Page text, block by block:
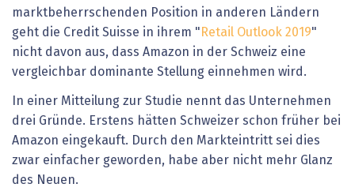
marktbeherrschenden Position in anderen Ländern
geht die Credit Suisse in ihrem " Retail Outlook 2019"
nicht davon aus, dass Amazon in der Schweiz eine
vergleichbar dominante Stellung einnehmen wird.
In einer Mitteilung zur Studie nennt das Unternehmen
drei Gründe. Erstens hätten Schweizer schon früher bei
Amazon eingekauft. Durch den Markteintritt sei dies
zwar einfacher geworden, habe aber nicht mehr Glanz
des Neuen.